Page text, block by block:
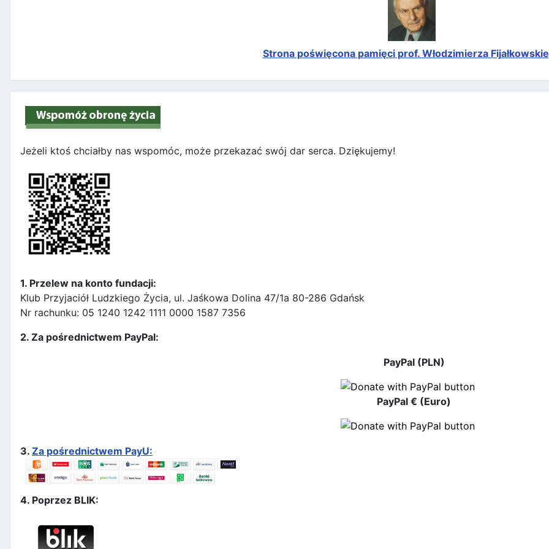
Strona poświęcona pamięci prof. Włodzimierza
Jeżeli ktoś chciałby nas wspomóc, może przekazać swój dar serca. Dziękujemy!
1. Przelew na konto fundacji:
Klub Przyjaciół Ludzkiego Życia, ul. Jaśkowa Dolina 47/1a 80-286 Gdańsk
Nr rachunku: 05 1240 1242 1111 0000 1587 7356
2. Za pośrednictwem PayPal:
PayPal (PLN)
PayPal € (Euro)
3. Za pośrednictwem PayU:
4. Poprzez BLIK: